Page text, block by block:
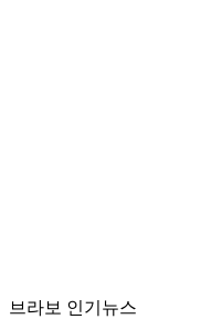
브라보 인기뉴스